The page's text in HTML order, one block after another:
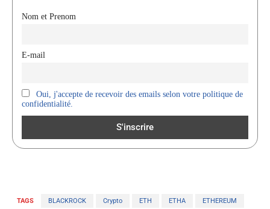
Nom et Prenom
E-mail
Oui, j'accepte de recevoir des emails selon votre politique de
confidentialité.
TAGS BLACKROCK Crypto ETH ETHA ETHEREUM